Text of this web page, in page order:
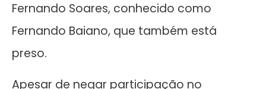
Fernando Soares, conhecido como
Fernando Baiano, que também está
preso.
Apesar de negar participação no